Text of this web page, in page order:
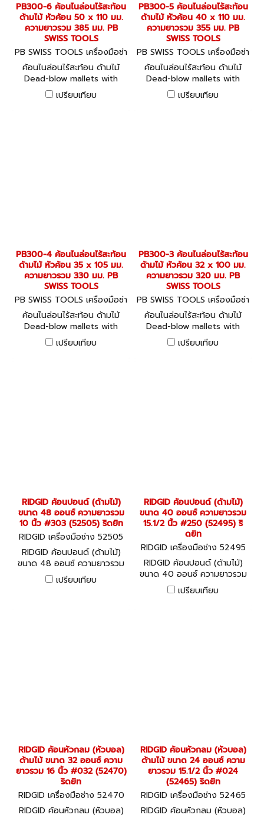
PB300-6 ค้อนไนล่อนไร้สะท้อน
ด้ามไม้ หัวค้อน 50 x 110 มม.
ความยาวรวม 385 มม. PB
SWISS TOOLS
PB SWISS TOOLS เครื่องมือช่า
ง PB300-6
ค้อนไนล่อนไร้สะท้อน ด้ามไม้
Dead-blow mallets with
plastic heads, handle made
of USA hickory wood, FSC
เปรียบเทียบ
PB300-5 ค้อนไนล่อนไร้สะท้อน
ด้ามไม้ หัวค้อน 40 x 110 มม.
ความยาวรวม 355 มม. PB
SWISS TOOLS
PB SWISS TOOLS เครื่องมือช่า
ง PB300-5
ค้อนไนล่อนไร้สะท้อน ด้ามไม้
Dead-blow mallets with
plastic heads, handle made
of USA hickory wood, FSC
เปรียบเทียบ
PB300-4 ค้อนไนล่อนไร้สะท้อน
ด้ามไม้ หัวค้อน 35 x 105 มม.
ความยาวรวม 330 มม. PB
SWISS TOOLS
PB SWISS TOOLS เครื่องมือช่า
ง PB300-4
ค้อนไนล่อนไร้สะท้อน ด้ามไม้
Dead-blow mallets with
plastic heads, handle made
of USA hickory wood, FSC
เปรียบเทียบ
PB300-3 ค้อนไนล่อนไร้สะท้อน
ด้ามไม้ หัวค้อน 32 x 100 มม.
ความยาวรวม 320 มม. PB
SWISS TOOLS
PB SWISS TOOLS เครื่องมือช่า
ง PB300-3
ค้อนไนล่อนไร้สะท้อน ด้ามไม้
Dead-blow mallets with
plastic heads, handle made
of USA hickory wood, FSC
เปรียบเทียบ
RIDGID ค้อนปอนด์ (ด้ามไม้)
ขนาด 48 ออนซ์ ความยาวรวม
10 นิ้ว #303 (52505) ริดยิท
RIDGID เครื่องมือช่าง 52505
RIDGID ค้อนปอนด์ (ด้ามไม้)
ขนาด 48 ออนซ์ ความยาวรวม
10 นิ้ว #303 (52505) ริดยิท
เปรียบเทียบ
RIDGID ค้อนปอนด์ (ด้ามไม้)
ขนาด 40 ออนซ์ ความยาวรวม
15.1/2 นิ้ว #250 (52495) ริ
ดยิท
RIDGID เครื่องมือช่าง 52495
RIDGID ค้อนปอนด์ (ด้ามไม้)
ขนาด 40 ออนซ์ ความยาวรวม
15.1/2 นิ้ว #250 (52495) ริ
ดยิท
เปรียบเทียบ
RIDGID ค้อนหัวกลม (หัวบอล)
ด้ามไม้ ขนาด 32 ออนซ์ ความ
ยาวรวม 16 นิ้ว #032 (52470)
ริดยิท
RIDGID เครื่องมือช่าง 52470
RIDGID ค้อนหัวกลม (หัวบอล)
RIDGID ค้อนหัวกลม (หัวบอล)
ด้ามไม้ ขนาด 24 ออนซ์ ความ
ยาวรวม 15.1/2 นิ้ว #024
(52465) ริดยิท
RIDGID เครื่องมือช่าง 52465
RIDGID ค้อนหัวกลม (หัวบอล)